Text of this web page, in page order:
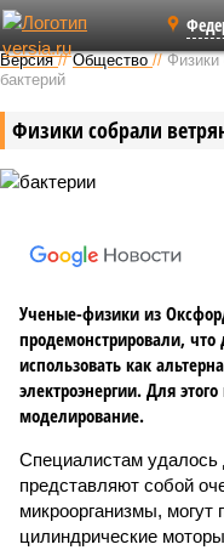
Версия //Общество //Физики
бактерий
Физики собрали
Ученые-физики из
продемонстрировали,
использовать как
электроэнергии. Для
моделирование.
Специалистам удалось
представляют собой
микроорганизмы, могут
цилиндрические